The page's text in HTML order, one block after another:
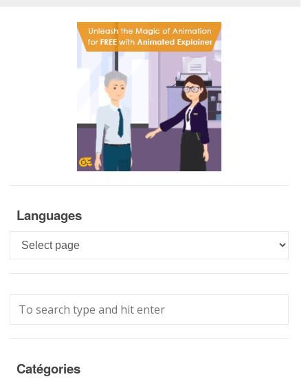
Languages
Languages
Catégories